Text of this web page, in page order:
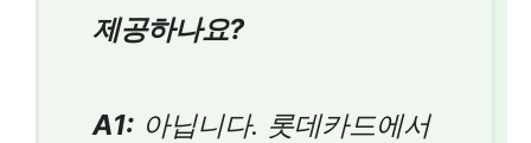
제공하나요?
A1: 아닙니다. 롯데카드에서